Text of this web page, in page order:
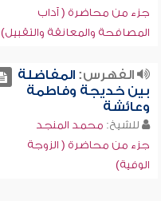
جزء من محاضرة ( آداب
المصافحة والمعانقة والتقبيل)
الفهرس:المفاضلة
بين خديجة وفاطمة
وعائشة
للشيخ: محمد المنجد
جزء من محاضرة ( الزوجة
الوفية)